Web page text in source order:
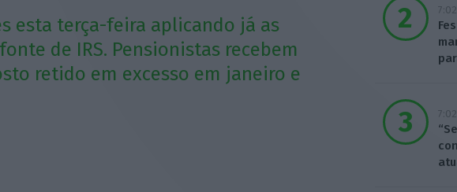
esta terça-feira aplicando já as
de IRS. Pensionistas recebem
retido em excesso em janeiro e
7:02
7:02